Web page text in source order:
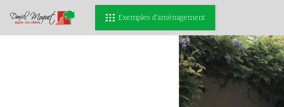
Exemples d'aménagement